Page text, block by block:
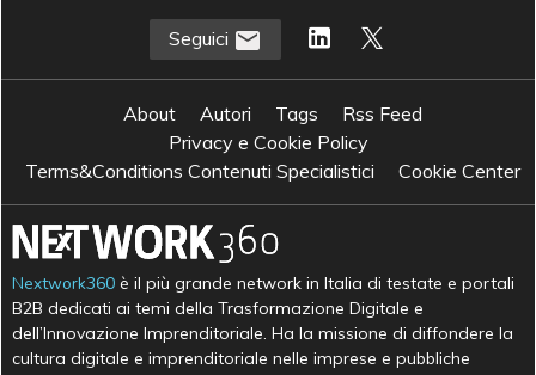
Seguici
About Autori Tags
Rss Feed
Privacy e Cookie Policy
Terms&Conditions Contenuti Specialistici
Cookie Center
Nextwork360 è il più grande network in Italia di testate e portali
B2B dedicati ai temi della Trasformazione Digitale e
dell’Innovazione Imprenditoriale. Ha la missione di diffondere la
cultura digitale e imprenditoriale nelle imprese e pubbliche